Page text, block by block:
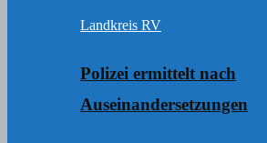
Landkreis RV
Polizei ermittelt nach
Auseinandersetzungen